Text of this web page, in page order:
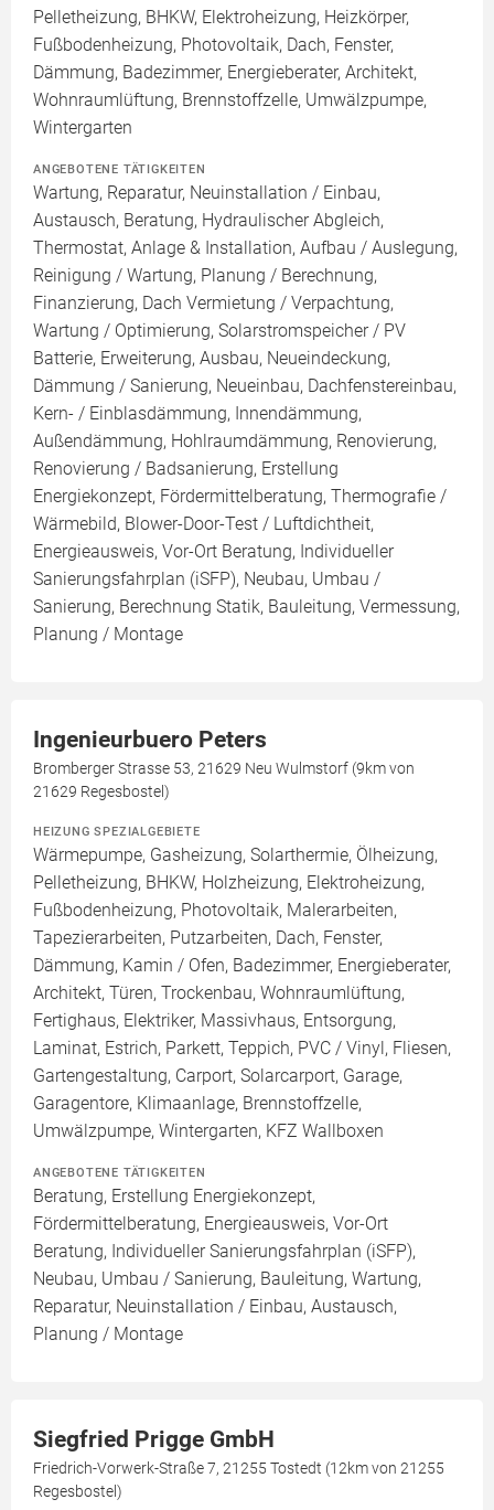
Pelletheizung, BHKW, Elektroheizung, Heizkörper,
Fußbodenheizung, Photovoltaik, Dach, Fenster,
Dämmung, Badezimmer, Energieberater, Architekt,
Wohnraumlüftung, Brennstoffzelle, Umwälzpumpe,
Wintergarten
ANGEBOTENE TÄTIGKEITEN
Wartung, Reparatur, Neuinstallation / Einbau,
Austausch, Beratung, Hydraulischer Abgleich,
Thermostat, Anlage & Installation, Aufbau / Auslegung,
Reinigung / Wartung, Planung / Berechnung,
Finanzierung, Dach Vermietung / Verpachtung,
Wartung / Optimierung, Solarstromspeicher / PV
Batterie, Erweiterung, Ausbau, Neueindeckung,
Dämmung / Sanierung, Neueinbau, Dachfenstereinbau,
Kern- / Einblasdämmung, Innendämmung,
Außendämmung, Hohlraumdämmung, Renovierung,
Renovierung / Badsanierung, Erstellung
Energiekonzept, Fördermittelberatung, Thermografie /
Wärmebild, Blower-Door-Test / Luftdichtheit,
Energieausweis, Vor-Ort Beratung, Individueller
Sanierungsfahrplan (iSFP), Neubau, Umbau /
Sanierung, Berechnung Statik, Bauleitung, Vermessung,
Planung / Montage
Ingenieurbuero Peters
Bromberger Strasse 53, 21629 Neu Wulmstorf (9km von
21629 Regesbostel)
HEIZUNG SPEZIALGEBIETE
Wärmepumpe, Gasheizung, Solarthermie, Ölheizung,
Pelletheizung, BHKW, Holzheizung, Elektroheizung,
Fußbodenheizung, Photovoltaik, Malerarbeiten,
Tapezierarbeiten, Putzarbeiten, Dach, Fenster,
Dämmung, Kamin / Ofen, Badezimmer, Energieberater,
Architekt, Türen, Trockenbau, Wohnraumlüftung,
Fertighaus, Elektriker, Massivhaus, Entsorgung,
Laminat, Estrich, Parkett, Teppich, PVC / Vinyl, Fliesen,
Gartengestaltung, Carport, Solarcarport, Garage,
Garagentore, Klimaanlage, Brennstoffzelle,
Umwälzpumpe, Wintergarten, KFZ Wallboxen
ANGEBOTENE TÄTIGKEITEN
Beratung, Erstellung Energiekonzept,
Fördermittelberatung, Energieausweis, Vor-Ort
Beratung, Individueller Sanierungsfahrplan (iSFP),
Neubau, Umbau / Sanierung, Bauleitung, Wartung,
Reparatur, Neuinstallation / Einbau, Austausch,
Planung / Montage
Siegfried Prigge GmbH
Friedrich-Vorwerk-Straße 7, 21255 Tostedt (12km von 21255
Regesbostel)